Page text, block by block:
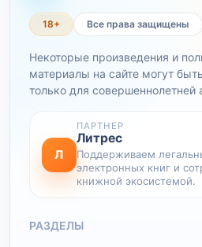
18+ Все права защищены
Некоторые произведения и
материалы на сайте могут
только для совершеннолетней
Л
ПАРТНЕР
Литрес
Поддерживаем
электронных книг и
книжной экосистемой.
РАЗДЕЛЫ